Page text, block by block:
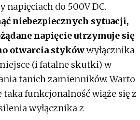
napięciach do 500V DC.
niebezpiecznych sytuacji,
napięcie utrzymuje się
otwarcia stykówwyłącznika
(i fatalne skutki) w
tanich zamienników. Warto
taka funkcjonalność wiąże się z
wyłącznika z